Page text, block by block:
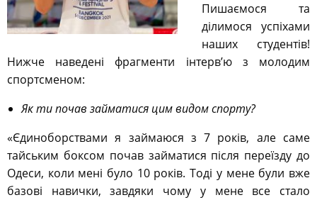
Пишаємося та
ділимося успіхами
наших студентів!
Нижче наведені фрагменти інтерв’ю з молодим
спортсменом:
Як ти почав займатися цим видом спорту?
«Єдиноборствами я займаюся з 7 років, але саме
тайським боксом почав займатися після переїзду до
Одеси, коли мені було 10 років. Тоді у мене були вже
базові навички, завдяки чому у мене все стало